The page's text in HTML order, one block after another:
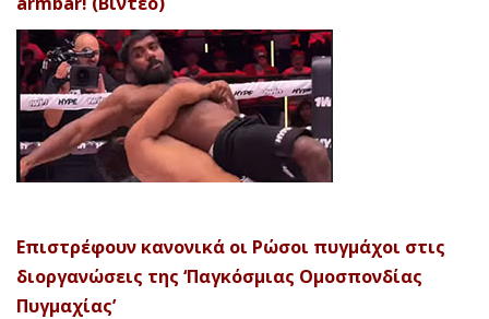
Επιστρέφουν κανονικά οι Ρώσοι πυγμάχοι στις
διοργανώσεις της ‘Παγκόσμιας Ομοσπονδίας
Πυγμαχίας’